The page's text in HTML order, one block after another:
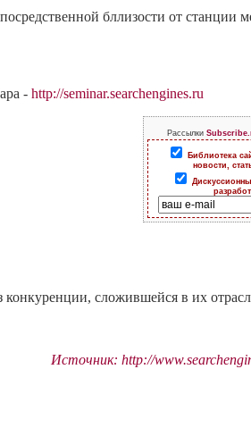
бллизости от станции
- http://seminar.searchengines.ru
Рассылки
Библиотека
новости,
конкуренции, сложившейся в их
Источник: http://